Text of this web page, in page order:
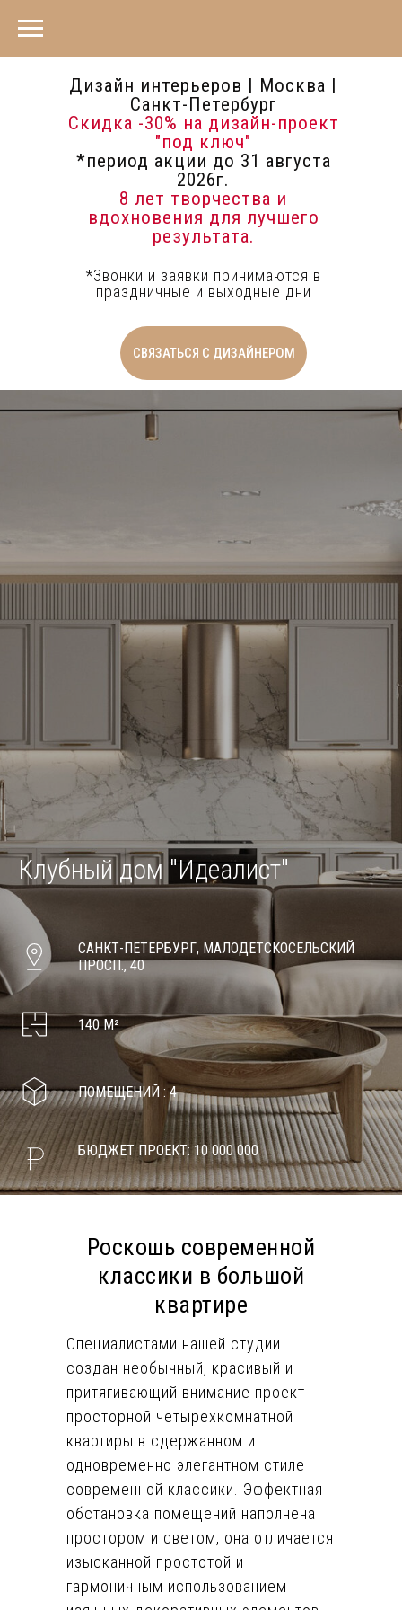
СВЯЗАТЬСЯ С ДИЗАЙНЕРОМ
*Звонки и заявки принимаются в
праздничные и выходные дни
Дизайн интерьеров | Москва |
Санкт-Петербург
Скидка -30% на дизайн-проект
"под ключ"
*период акции до 31 августа
2026г.
8 лет творчества и
вдохновения для лучшего
результата.
Клубный дом "Идеалист"
САНКТ-ПЕТЕРБУРГ, МАЛОДЕТСКОСЕЛЬСКИЙ
ПРОСП., 40
140 М²
ПОМЕЩЕНИЙ : 4
БЮДЖЕТ ПРОЕКТ: 10 000 000
Роскошь современной
классики в большой
квартире
Специалистами нашей студии
создан необычный, красивый и
притягивающий внимание проект
просторной четырёхкомнатной
квартиры в сдержанном и
одновременно элегантном стиле
современной классики. Эффектная
обстановка помещений наполнена
простором и светом, она отличается
изысканной простотой и
гармоничным использованием